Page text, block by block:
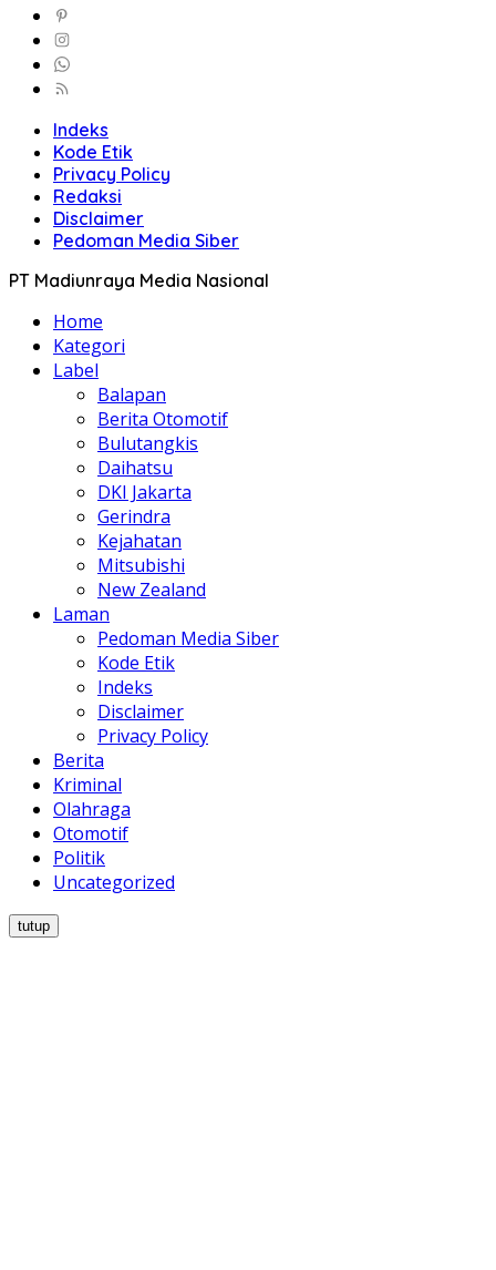
Indeks
Kode Etik
Privacy Policy
Redaksi
Disclaimer
Pedoman Media Siber
PT Madiunraya Media Nasional
Home
Kategori
Label
Balapan
Berita Otomotif
Bulutangkis
Daihatsu
DKI Jakarta
Gerindra
Kejahatan
Mitsubishi
New Zealand
Laman
Pedoman Media Siber
Kode Etik
Indeks
Disclaimer
Privacy Policy
Berita
Kriminal
Olahraga
Otomotif
Politik
Uncategorized
tutup